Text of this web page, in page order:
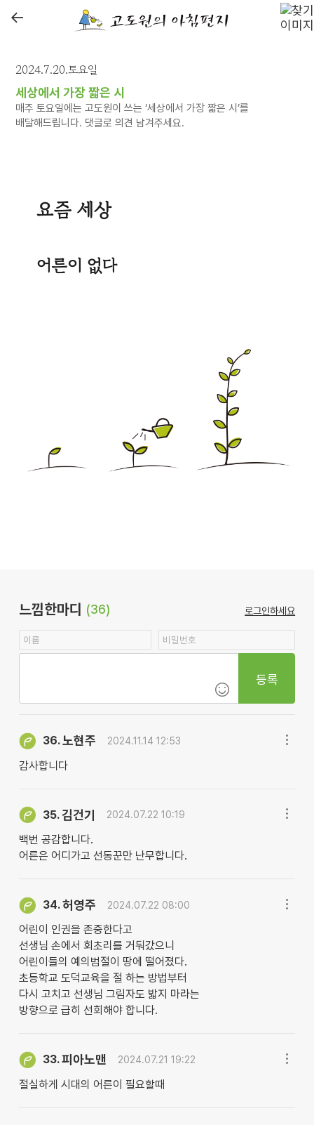
←
2024.7.20.토요일
세상에서 가장 짧은 시
매주 토요일에는 고도원이 쓰는 ‘세상에서 가장 짧은 시’를
배달해드립니다. 댓글로 의견 남겨주세요.
요즘 세상
어른이 없다
느낌한마디 (36) 로그인하세요
등록
36.노현주 2024.11.14 12:53
감사합니다
35.김건기 2024.07.22 10:19
백번 공감합니다.
어른은 어디가고 선동꾼만 난무합니다.
34.허영주 2024.07.22 08:00
어린이 인권을 존중한다고
선생님 손에서 회초리를 거둬갔으니
어린이들의 예의범절이 땅에 떨어졌다.
초등학교 도덕교육을 절 하는 방법부터
다시 고치고 선생님 그림자도 밟지 마라는
방향으로 급히 선회해야 합니다.
33.피아노맨 2024.07.21 19:22
절실하게 시대의 어른이 필요할때